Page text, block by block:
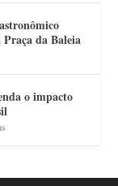
Praça da Baleia
o impacto